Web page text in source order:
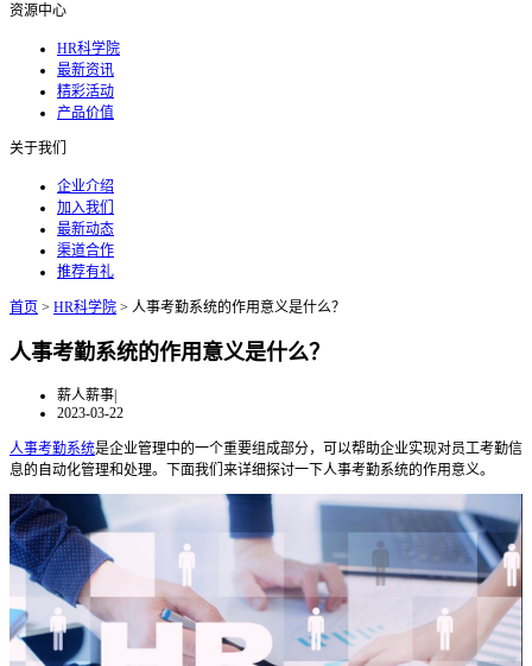
资源中心
HR科学院
最新资讯
精彩活动
产品价值
关于我们
企业介绍
加入我们
最新动态
渠道合作
推荐有礼
首页 > HR科学院 > 人事考勤系统的作用意义是什么？
人事考勤系统的作用意义是什么？
薪人薪事|
2023-03-22
人事考勤系统是企业管理中的一个重要组成部分，可以帮助企业实现对员工考勤信
息的自动化管理和处理。下面我们来详细探讨一下人事考勤系统的作用意义。